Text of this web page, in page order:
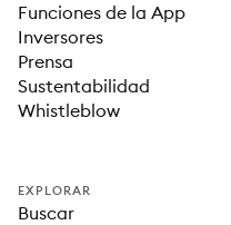
Funciones de la App
Inversores
Prensa
Sustentabilidad
Whistleblow
EXPLORAR
Buscar